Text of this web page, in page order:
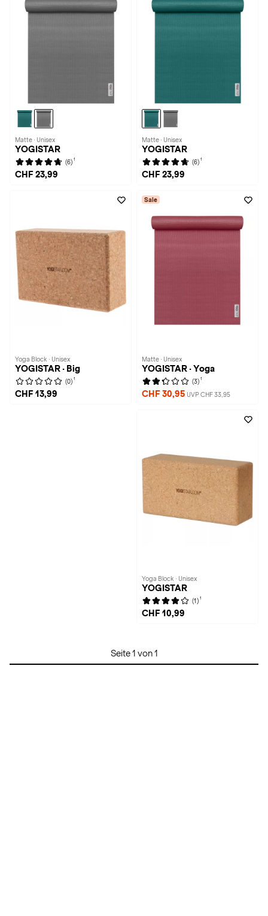
Matte · Unisex
YOGISTAR
(6) 1
CHF 23,99
Matte · Unisex
YOGISTAR
(6) 1
CHF 23,99
Yoga Block · Unisex
YOGISTAR · Big
(0) 1
CHF 13,99
Sale
Matte · Unisex
YOGISTAR · Yoga
(3) 1
CHF 30,95 UVP CHF 33,95
Yoga Block · Unisex
YOGISTAR
(1) 1
CHF 10,99
Seite 1 von 1